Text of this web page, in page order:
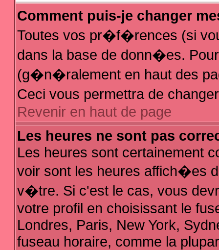
Comment puis-je changer
Toutes vos pr�f�rences (si
dans la base de donn�es.
(g�n�ralement en haut des
Ceci vous permettra de
Revenir en haut de page
Les heures ne sont pas
Les heures sont certainement
voir sont les heures affich�es
v�tre. Si c'est le cas, vous
votre profil en choisissant le
Londres, Paris, New York,
fuseau horaire, comme la